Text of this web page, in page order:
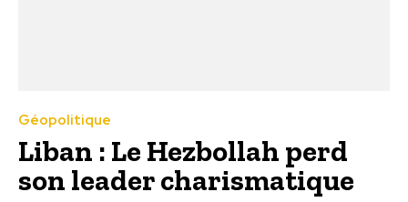
Géopolitique
Liban : Le Hezbollah perd
son leader charismatique